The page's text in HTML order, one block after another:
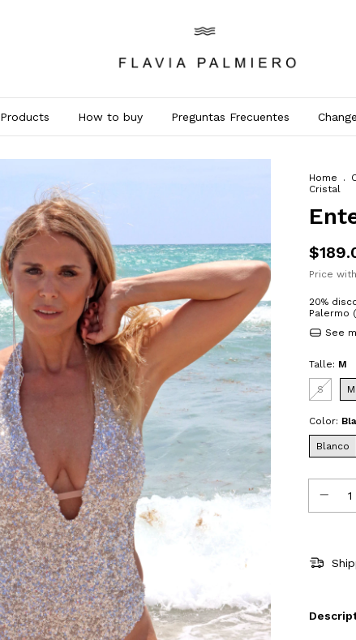
Products How to buy Preguntas Frecuentes
Home .
Cristal
Price
20%
Palermo
See
Talle: M
S M
Color:
Blanco